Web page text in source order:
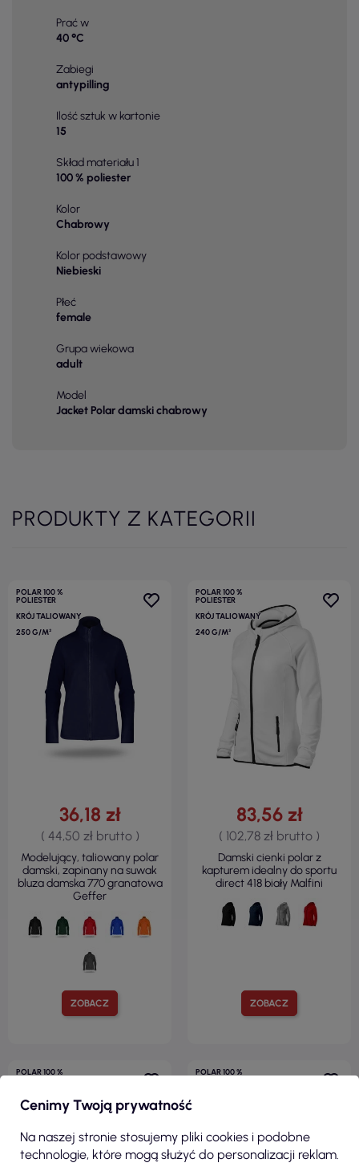
Prać w
40 °C
Zabiegi
antypilling
Ilość sztuk w kartonie
15
Skład materiału 1
100 % poliester
Kolor
Chabrowy
Kolor podstawowy
Niebieski
Płeć
female
Grupa wiekowa
adult
Model
Jacket Polar damski chabrowy
PRODUKTY Z KATEGORII
POLAR 100 %
POLIESTER
KRÓJ TALIOWANY
250 G/M²
ZOBACZ
36,18 zł
( 44,50 zł brutto )
Modelujący, taliowany polar
damski, zapinany na suwak
bluza damska 770 granatowa
Geffer
POLAR 100 %
POLIESTER
KRÓJ TALIOWANY
240 G/M²
ZOBACZ
83,56 zł
( 102,78 zł brutto )
Damski cienki polar z
kapturem idealny do sportu
direct 418 biały Malfini
POLAR 100 %
450 G/M²
POLAR 100 %
Cenimy Twoją prywatność
Na naszej stronie stosujemy pliki cookies i podobne
technologie, które mogą służyć do personalizacji reklam.